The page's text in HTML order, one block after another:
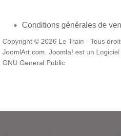
Conditions générales de
Copyright © 2026 Le Train - Tous
JoomlArt.com. Joomla! est un
GNU General Public